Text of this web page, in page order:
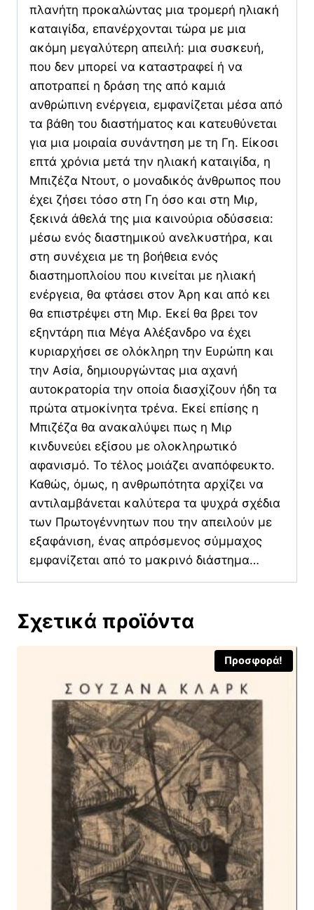
πλανήτη προκαλώντας μια τρομερή ηλιακή
καταιγίδα, επανέρχονται τώρα με μια
ακόμη μεγαλύτερη απειλή: μια συσκευή,
που δεν μπορεί να καταστραφεί ή να
αποτραπεί η δράση της από καμιά
ανθρώπινη ενέργεια, εμφανίζεται μέσα από
τα βάθη του διαστήματος και κατευθύνεται
για μια μοιραία συνάντηση με τη Γη. Είκοσι
επτά χρόνια μετά την ηλιακή καταιγίδα, η
Μπιζέζα Ντουτ, ο μοναδικός άνθρωπος που
έχει ζήσει τόσο στη Γη όσο και στη Μιρ,
ξεκινά άθελά της μια καινούρια οδύσσεια:
μέσω ενός διαστημικού ανελκυστήρα, και
στη συνέχεια με τη βοήθεια ενός
διαστημοπλοίου που κινείται με ηλιακή
ενέργεια, θα φτάσει στον Άρη και από κει
θα επιστρέψει στη Μιρ. Εκεί θα βρει τον
εξηντάρη πια Μέγα Αλέξανδρο να έχει
κυριαρχήσει σε ολόκληρη την Ευρώπη και
την Ασία, δημιουργώντας μια αχανή
αυτοκρατορία την οποία διασχίζουν ήδη τα
πρώτα ατμοκίνητα τρένα. Εκεί επίσης η
Μπιζέζα θα ανακαλύψει πως η Μιρ
κινδυνεύει εξίσου με ολοκληρωτικό
αφανισμό. Το τέλος μοιάζει αναπόφευκτο.
Καθώς, όμως, η ανθρωπότητα αρχίζει να
αντιλαμβάνεται καλύτερα τα ψυχρά σχέδια
των Πρωτογέννητων που την απειλούν με
εξαφάνιση, ένας απρόσμενος σύμμαχος
εμφανίζεται από το μακρινό διάστημα…
Σχετικά προϊόντα
Προσφορά!